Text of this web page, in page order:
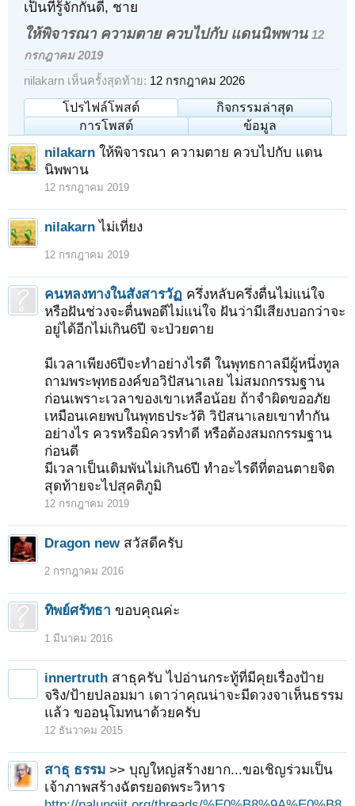
เป็นที่รู้จักกันดี, ชาย
ให้พิจารณา ความตาย ควบไปกับ แดนนิพพาน 12
กรกฎาคม 2019
nilakarn เห็นครั้งสุดท้าย: 12 กรกฎาคม 2026
โปรไฟล์โพสต์
กิจกรรมล่าสุด
การโพสต์
ข้อมูล
nilakarn ให้พิจารณา ความตาย ควบไปกับ แดน
นิพพาน
12 กรกฎาคม 2019
nilakarn ไม่เที่ยง
12 กรกฎาคม 2019
คนหลงทางในสังสารวัฏ ครึ่งหลับครึ่งตื่นไม่แน่ใจ
หรือฝันช่วงจะตื่นพอดีไม่แน่ใจ ฝันว่ามีเสียงบอกว่าจะ
อยู่ได้อีกไม่เกิน6ปี จะป่วยตาย
มีเวลาเพียง6ปีจะทำอย่างไรดี ในพุทธกาลมีผู้หนึ่งทูล
ถามพระพุทธองค์ขอวิปัสนาเลย ไม่สมถกรรมฐาน
ก่อนเพราะเวลาของเขาเหลือน้อย ถ้าจำผิดขออภัย
เหมือนเคยพบในพุทธประวัติ วิปัสนาเลยเขาทำกัน
อย่างไร ควรหรือมิควรทำดี หรือต้องสมถกรรมฐาน
ก่อนดี
มีเวลาเป็นเดิมพันไม่เกิน6ปี ทำอะไรดีที่ตอนตายจิต
สุดท้ายจะไปสุคติภูมิ
12 กรกฎาคม 2019
Dragon new สวัสดีครับ
2 กรกฎาคม 2016
ทิพย์ศรัทธา ขอบคุณค่ะ
1 มีนาคม 2016
innertruth สาธุครับ ไปอ่านกระทู้ที่มีคุยเรื่องป้าย
จริง/ป้ายปลอมมา เดาว่าคุณน่าจะมีดวงจาเห็นธรรม
แล้ว ขออนุโมทนาด้วยครับ
12 ธันวาคม 2015
สาธุ ธรรม >> บุญใหญ่สร้างยาก...ขอเชิญร่วมเป็น
เจ้าภาพสร้างฉัตรยอดพระวิหาร